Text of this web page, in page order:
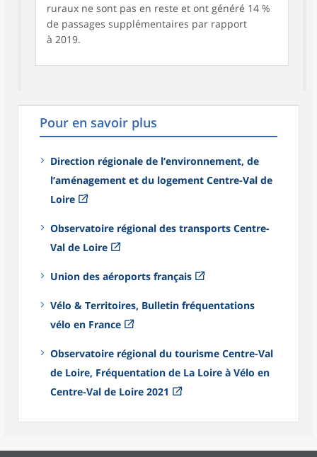
ruraux ne sont pas en reste et ont généré 14 %
de passages supplémentaires par rapport
à 2019.
Pour en savoir plus
Direction régionale de l’environnement, de
l’aménagement et du logement Centre-Val de
Loire
Observatoire régional des transports Centre-
Val de Loire
Union des aéroports français
Vélo & Territoires, Bulletin fréquentations
vélo en France
Observatoire régional du tourisme Centre-Val
de Loire, Fréquentation de La Loire à Vélo en
Centre-Val de Loire 2021